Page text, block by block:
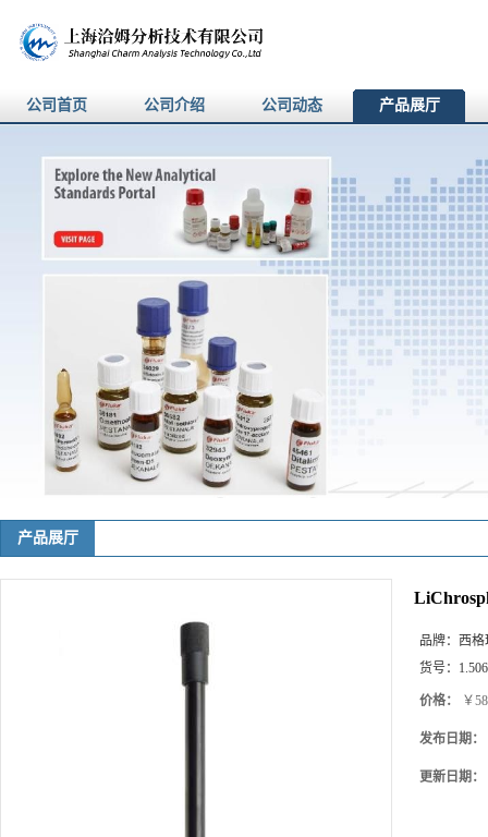
公司首页 公司介绍 公司动态 产品展厅
产品展厅
品牌： 西格
货号：
价格： ￥
发布日期：
更新日期：